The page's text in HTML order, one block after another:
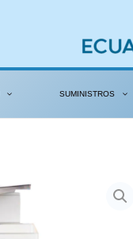
SUMINISTROS